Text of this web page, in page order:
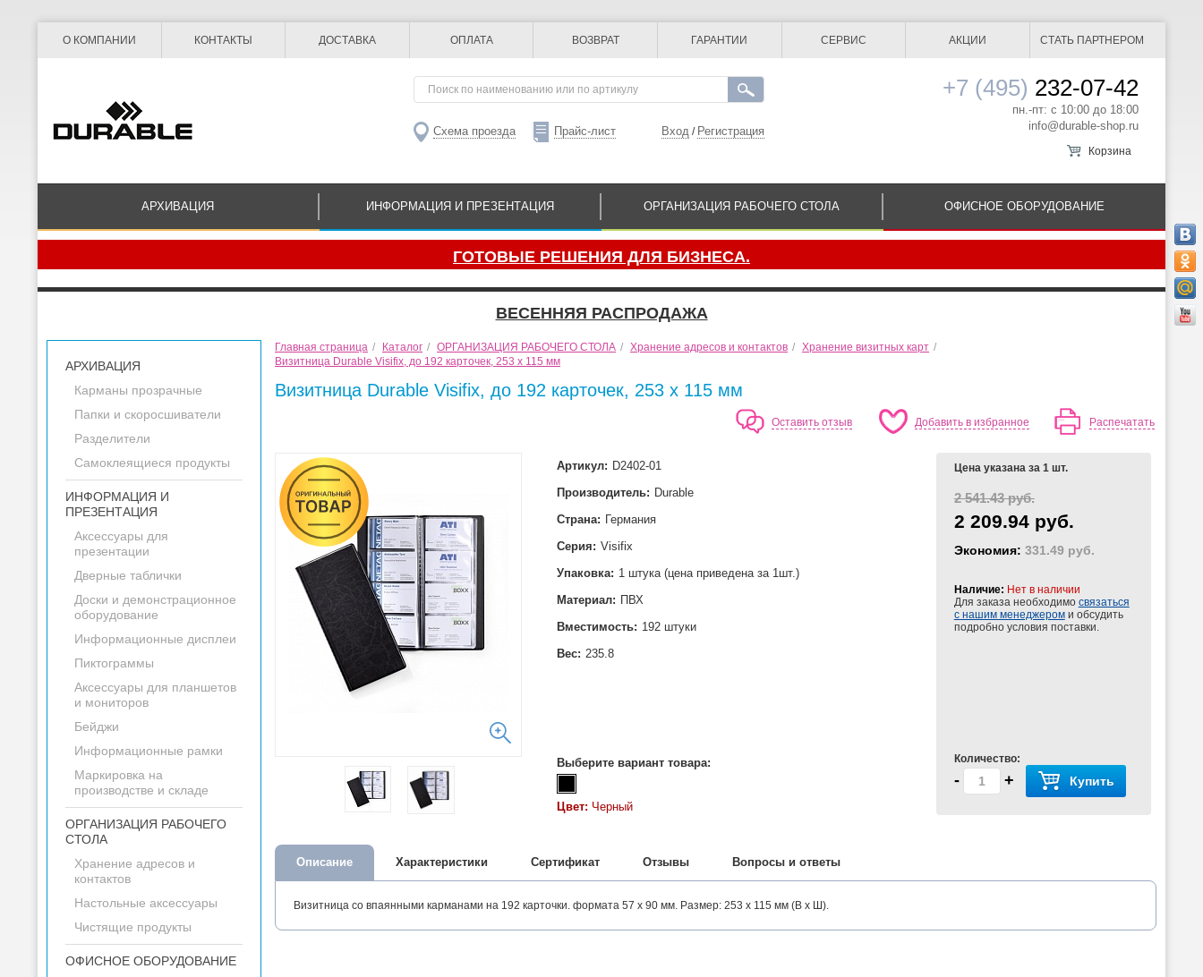
О КОМПАНИИ КОНТАКТЫ ДОСТАВКА ОПЛАТА ВОЗВРАТ ГАРАНТИИ СЕРВИС АКЦИИ СТАТЬ ПАРТНЕРОМ
Схема проезда Прайс-лист Вход / Регистрация
+7 (495) 232-07-42
пн.-пт: с 10:00 до 18:00
info@durable-shop.ru
Корзина
АРХИВАЦИЯ ИНФОРМАЦИЯ И ПРЕЗЕНТАЦИЯ ОРГАНИЗАЦИЯ РАБОЧЕГО СТОЛА ОФИСНОЕ ОБОРУДОВАНИЕ
ГОТОВЫЕ РЕШЕНИЯ ДЛЯ БИЗНЕСА.
ВЕСЕННЯЯ РАСПРОДАЖА
АРХИВАЦИЯ
Карманы прозрачные
Папки и скоросшиватели
Разделители
Самоклеящиеся продукты
ИНФОРМАЦИЯ И
ПРЕЗЕНТАЦИЯ
Аксессуары для
презентации
Дверные таблички
Доски и демонстрационное
оборудование
Информационные дисплеи
Пиктограммы
Аксессуары для планшетов
и мониторов
Бейджи
Информационные рамки
Маркировка на
производстве и складе
ОРГАНИЗАЦИЯ РАБОЧЕГО
СТОЛА
Хранение адресов и
контактов
Настольные аксессуары
Чистящие продукты
ОФИСНОЕ ОБОРУДОВАНИЕ
Главная страница / Каталог / ОРГАНИЗАЦИЯ РАБОЧЕГО СТОЛА / Хранение адресов и контактов / Хранение визитных карт /
Визитница Durable Visifix, до 192 карточек, 253 x 115 мм
Визитница Durable Visifix, до 192 карточек, 253 x 115 мм
Распечатать
Добавить в избранное
Оставить отзыв
Артикул: D2402-01
Производитель: Durable
Страна: Германия
Серия: Visifix
Упаковка: 1 штука (цена приведена за 1шт.)
Материал: ПВХ
Вместимость: 192 штуки
Вес: 235.8
Выберите вариант товара:
Цвет: Черный
Цена указана за 1 шт.
2 541.43 руб.
2 209.94 руб.
Экономия: 331.49 руб.
Наличие: Нет в наличии
Для заказа необходимо связаться
с нашим менеджероми обсудить
подробно условия поставки.
Количество:
- + Купить
Описание Характеристики Сертификат Отзывы Вопросы и ответы
Визитница со впаянными карманами на 192 карточки. формата 57 х 90 мм. Размер: 253 x 115 мм (В x Ш).